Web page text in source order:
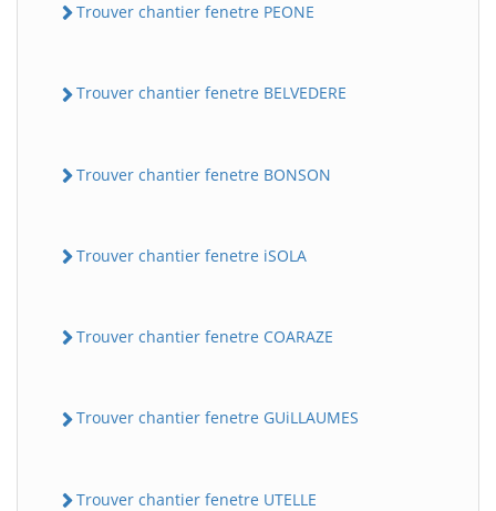
Trouver chantier fenetre PEONE
Trouver chantier fenetre BELVEDERE
Trouver chantier fenetre BONSON
Trouver chantier fenetre iSOLA
Trouver chantier fenetre COARAZE
Trouver chantier fenetre GUiLLAUMES
Trouver chantier fenetre UTELLE